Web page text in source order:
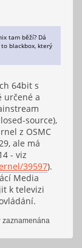
tam běží? Dá
blackbox, který
64bit s
určené a
source),
z OSMC
ale má
- viz
39597).
Media
k televizi
zaznamenána